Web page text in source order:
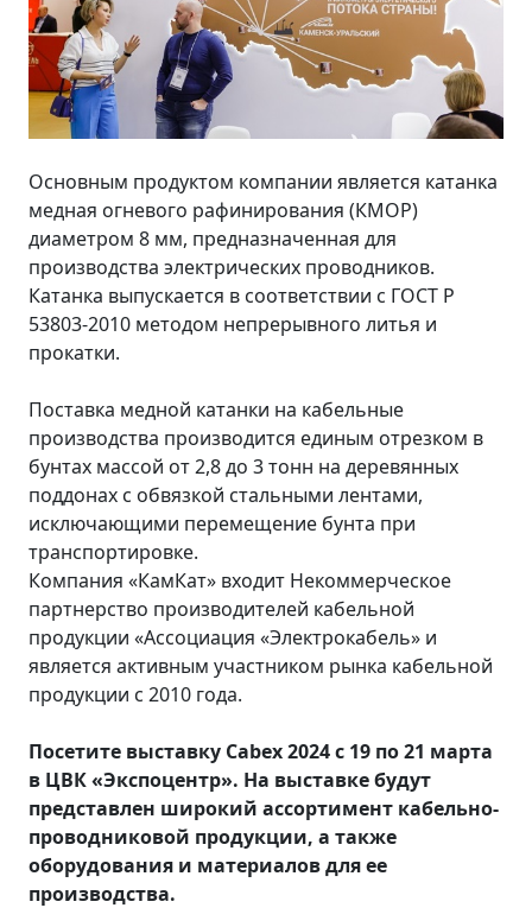
Основным продуктом компании является катанка
медная огневого рафинирования (КМОР)
диаметром 8 мм, предназначенная для
производства электрических проводников.
Катанка выпускается в соответствии с ГОСТ Р
53803-2010 методом непрерывного литья и
прокатки.
Поставка медной катанки на кабельные
производства производится единым отрезком в
бунтах массой от 2,8 до 3 тонн на деревянных
поддонах с обвязкой стальными лентами,
исключающими перемещение бунта при
транспортировке.
Компания «КамКат» входит Некоммерческое
партнерство производителей кабельной
продукции «Ассоциация «Электрокабель» и
является активным участником рынка кабельной
продукции с 2010 года.
Посетите выставку Cabex2024 с 19 по 21 марта
в ЦВК «Экспоцентр». На выставке будут
представлен широкий ассортимент кабельно-
проводниковой продукции, а также
оборудования и материалов для ее
производства.